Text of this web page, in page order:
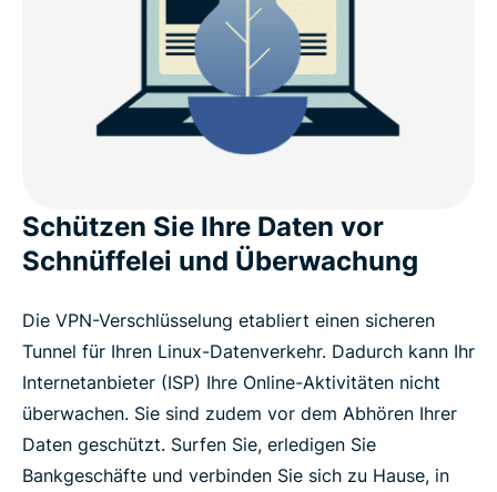
ExpressVPN für Linux: moderne Funktionen
Was Leute über ExpressVPN sagen
Schützen Sie Ihre Daten vor
Schnüffelei und Überwachung
Die VPN-Verschlüsselung etabliert einen sicheren
Tunnel für Ihren Linux-Datenverkehr. Dadurch kann Ihr
Internetanbieter (ISP) Ihre Online-Aktivitäten nicht
überwachen. Sie sind zudem vor dem Abhören Ihrer
Daten geschützt. Surfen Sie, erledigen Sie
Bankgeschäfte und verbinden Sie sich zu Hause, in